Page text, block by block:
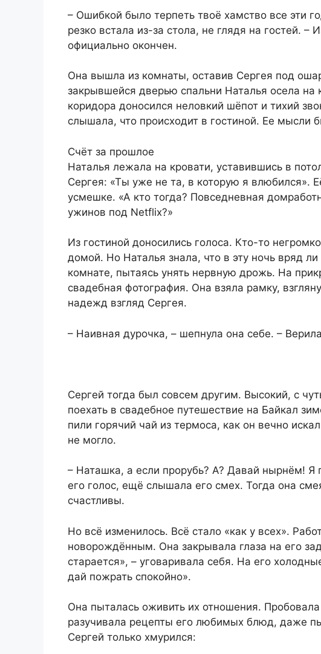
– Ошибкой было терпеть твоё хамство все эти
резко встала из-за стола, не глядя на гостей. –
официально окончен.
Она вышла из комнаты, оставив Сергея под
закрывшейся дверью спальни Наталья осела на
коридора доносился неловкий шёпот и тихий
слышала, что происходит в гостиной. Ее мысли
Счёт за прошлое
Наталья лежала на кровати, уставившись в
Сергея: «Ты уже не та, в которую я влюбился».
усмешке. «А кто тогда? Повседневная
ужинов под Netflix?»
Из гостиной доносились голоса. Кто-то
домой. Но Наталья знала, что в эту ночь вряд
комнате, пытаясь унять нервную дрожь. На
свадебная фотография. Она взяла рамку,
надежд взгляд Сергея.
– Наивная дурочка, – шепнула она себе. –
Сергей тогда был совсем другим. Высокий, с
поехать в свадебное путешествие на Байкал
пили горячий чай из термоса, как он вечно
не могло.
– Наташка, а если прорубь? А? Давай нырнём!
его голос, ещё слышала его смех. Тогда она
счастливы.
Но всё изменилось. Всё стало «как у всех».
новорождённым. Она закрывала глаза на его
старается», – уговаривала себя. На его
дай пожрать спокойно».
Она пыталась оживить их отношения.
разучивала рецепты его любимых блюд, даже
Сергей только хмурился: